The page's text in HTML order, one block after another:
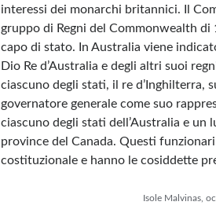
interessi dei monarchi britannici. Il
gruppo di Regni del Commonwealth
capo di stato. In Australia viene
Dio Re d’Australia e degli altri suoi
ciascuno degli stati, il re d’Inghilterra,
governatore generale come suo
ciascuno degli stati dell’Australia e un
province del Canada. Questi
costituzionale e hanno le cosiddette
Isole Malvinas,